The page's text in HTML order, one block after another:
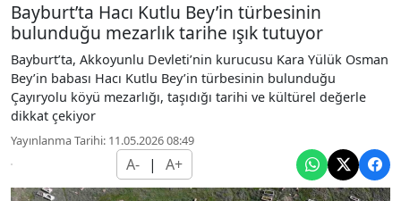
Bayburt’ta Hacı Kutlu Bey’in türbesinin
bulunduğu mezarlık tarihe ışık tutuyor
Bayburt’ta, Akkoyunlu Devleti’nin kurucusu Kara Yülük Osman
Bey’in babası Hacı Kutlu Bey’in türbesinin bulunduğu
Çayıryolu köyü mezarlığı, taşıdığı tarihi ve kültürel değerle
dikkat çekiyor
Yayınlanma Tarihi: 11.05.2026 08:49
A- | A+